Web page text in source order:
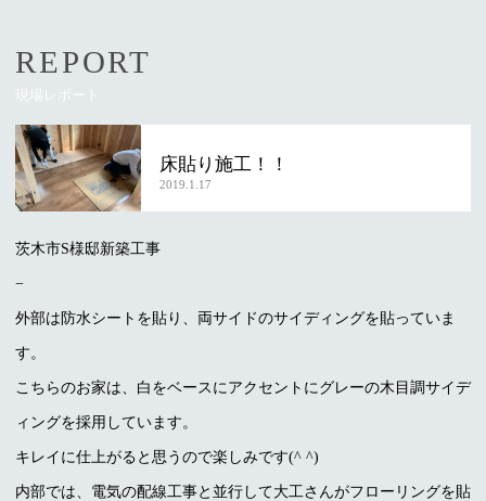
REPORT
現場レポート
床貼り施工！！
2019.1.17
茨木市S様邸新築工事
−
外部は防水シートを貼り、両サイドのサイディングを貼っていま
す。
こちらのお家は、白をベースにアクセントにグレーの木目調サイデ
ィングを採用しています。
キレイに仕上がると思うので楽しみです(^ ^)
内部では、電気の配線工事と並行して大工さんがフローリングを貼